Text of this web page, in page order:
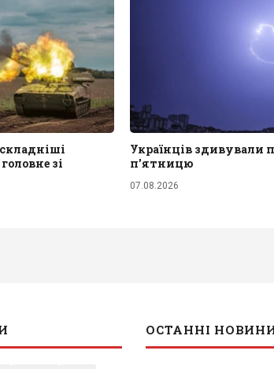
зі
Українців здивували
п'ятницю
07.08.2026
ОСТАННІ